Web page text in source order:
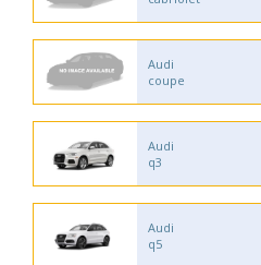
Audi
coupe
Audi
q3
Audi
q5